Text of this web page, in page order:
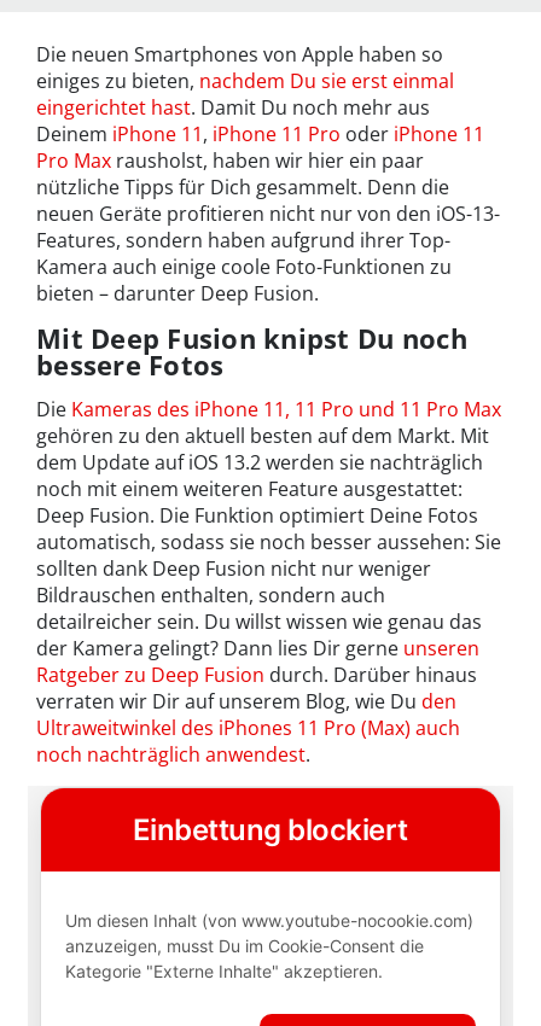
Die neuen Smartphones von Apple haben so
einiges zu bieten, nachdem Du sie erst einmal
eingerichtet hast. Damit Du noch mehr aus
Deinem iPhone 11, iPhone 11 Pro oder iPhone 11
Pro Max rausholst, haben wir hier ein paar
nützliche Tipps für Dich gesammelt. Denn die
neuen Geräte profitieren nicht nur von den iOS-13-
Features, sondern haben aufgrund ihrer Top-
Kamera auch einige coole Foto-Funktionen zu
bieten – darunter Deep Fusion.
Mit Deep Fusion knipst Du noch
bessere Fotos
Die Kameras des iPhone 11, 11 Pro und 11 Pro Max
gehören zu den aktuell besten auf dem Markt. Mit
dem Update auf iOS 13.2 werden sie nachträglich
noch mit einem weiteren Feature ausgestattet:
Deep Fusion. Die Funktion optimiert Deine Fotos
automatisch, sodass sie noch besser aussehen: Sie
sollten dank Deep Fusion nicht nur weniger
Bildrauschen enthalten, sondern auch
detailreicher sein. Du willst wissen wie genau das
der Kamera gelingt? Dann lies Dir gerne unseren
Ratgeber zu Deep Fusion durch. Darüber hinaus
verraten wir Dir auf unserem Blog, wie Du den
Ultraweitwinkel des iPhones 11 Pro (Max) auch
noch nachträglich anwendest.